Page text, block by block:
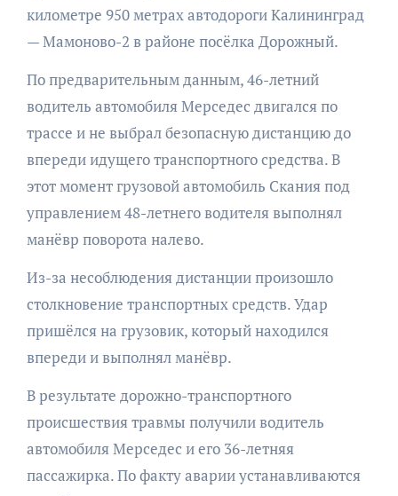
километре 950 метрах автодороги Калининград
— Мамоново-2 в районе посёлка Дорожный.
По предварительным данным, 46-летний
водитель автомобиля Мерседес двигался по
трассе и не выбрал безопасную дистанцию до
впереди идущего транспортного средства. В
этот момент грузовой автомобиль Скания под
управлением 48-летнего водителя выполнял
манёвр поворота налево.
Из-за несоблюдения дистанции произошло
столкновение транспортных средств. Удар
пришёлся на грузовик, который находился
впереди и выполнял манёвр.
В результате дорожно-транспортного
происшествия травмы получили водитель
автомобиля Мерседес и его 36-летняя
пассажирка. По факту аварии устанавливаются